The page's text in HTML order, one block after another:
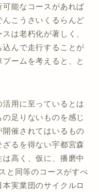
能なコースがあれば
こうさいくるらんど
は老朽化が著しく、
んで走行することが
ームを考えると、と
用に至っているとは
足りないものを感じ
催されてはいるもの
るを得ない宇都宮森
高く、仮に、播磨中
と同等のコースがすべ
実業団のサイクルロ